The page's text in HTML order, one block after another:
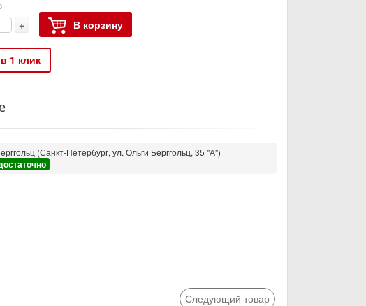
+ В корзину
1 клик
(Санкт-Петербург, ул. Ольги Берггольц, 35 "А")
Следующий товар